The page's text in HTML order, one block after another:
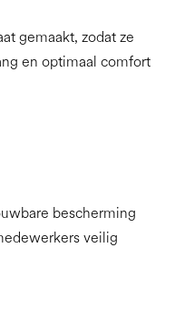
gemaakt, zodat ze
en optimaal comfort
bescherming
veilig